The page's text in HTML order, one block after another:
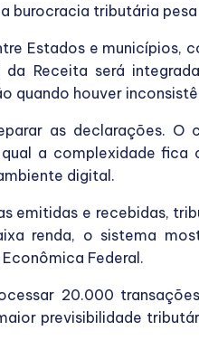
burocracia tributária
Estados e municípios,
Receita será
quando houver
as declarações. O
a complexidade
digital.
emitidas e recebidas,
renda, o sistema
Federal.
20.000
previsibilidade